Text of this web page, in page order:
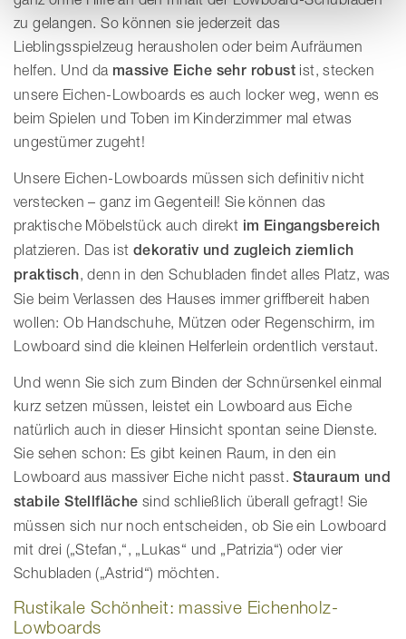
zu gelangen. So können sie jederzeit das
Lieblingsspielzeug herausholen oder beim Aufräumen
helfen. Und da massive Eiche sehr robust ist, stecken
unsere Eichen-Lowboards es auch locker weg, wenn es
beim Spielen und Toben im Kinderzimmer mal etwas
ungestümer zugeht!
Unsere Eichen-Lowboards müssen sich definitiv nicht
verstecken – ganz im Gegenteil! Sie können das
praktische Möbelstück auch direkt im Eingangsbereich
platzieren. Das istdekorativ und zugleich ziemlich
praktisch, denn in den Schubladen findet alles Platz, was
Sie beim Verlassen des Hauses immer griffbereit haben
wollen: Ob Handschuhe, Mützen oder Regenschirm, im
Lowboard sind die kleinen Helferlein ordentlich verstaut.
Und wenn Sie sich zum Binden der Schnürsenkel einmal
kurz setzen müssen, leistet ein Lowboard aus Eiche
natürlich auch in dieser Hinsicht spontan seine Dienste.
Sie sehen schon: Es gibt keinen Raum, in den ein
Lowboard aus massiver Eiche nicht passt.Stauraum und
stabile Stellfläche sind schließlich überall gefragt! Sie
müssen sich nur noch entscheiden, ob Sie ein Lowboard
mit drei („Stefan,“, „Lukas“ und „Patrizia“) oder vier
Schubladen („Astrid“) möchten.
Rustikale Schönheit: massive Eichenholz-
Lowboards